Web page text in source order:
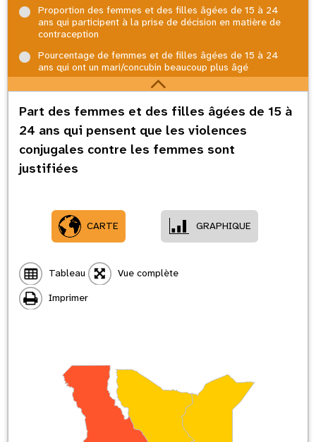
Proportion des femmes et des filles âgées de 15 à 24
ans qui participent à la prise de décision en matière de
contraception
Pourcentage de femmes et de filles âgées de 15 à 24
ans qui ont un mari/concubin beaucoup plus âgé
Part des femmes et des filles âgées de 15 à
24 ans qui pensent que les violences
conjugales contre les femmes sont
justifiées
CARTE GRAPHIQUE
Tableau
Vue complète
Imprimer